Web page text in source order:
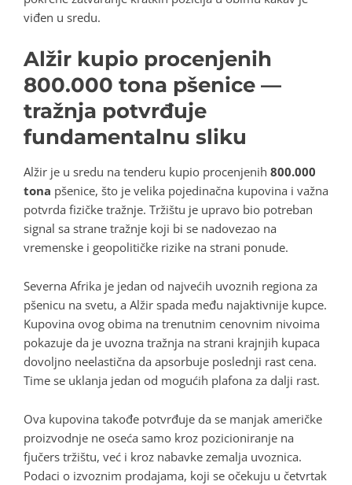
viđen u sredu.
Alžir kupio procenjenih
800.000 tona pšenice —
tražnja potvrđuje
fundamentalnu sliku
Alžir je u sredu na tenderu kupio procenjenih 800.000
tona pšenice, što je velika pojedinačna kupovina i važna
potvrda fizičke tražnje. Tržištu je upravo bio potreban
signal sa strane tražnje koji bi se nadovezao na
vremenske i geopolitičke rizike na strani ponude.
Severna Afrika je jedan od najvećih uvoznih regiona za
pšenicu na svetu, a Alžir spada među najaktivnije kupce.
Kupovina ovog obima na trenutnim cenovnim nivoima
pokazuje da je uvozna tražnja na strani krajnjih kupaca
dovoljno neelastična da apsorbuje poslednji rast cena.
Time se uklanja jedan od mogućih plafona za dalji rast.
Ova kupovina takođe potvrđuje da se manjak američke
proizvodnje ne oseća samo kroz pozicioniranje na
fjučers tržištu, već i kroz nabavke zemalja uvoznica.
Podaci o izvoznim prodajama, koji se očekuju u četvrtak